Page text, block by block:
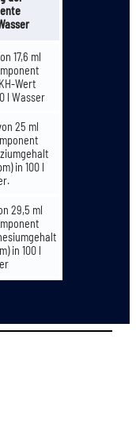
17,6 ml
Wert
l Wasser
25 ml
in 100 l
29,5 ml
in 100 l